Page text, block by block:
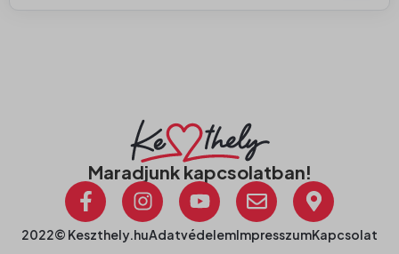
Maradjunk kapcsolatban!
2022© Keszthely.huAdatvédelemImpresszumKapcsolat